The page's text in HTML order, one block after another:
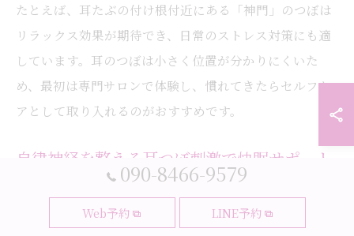
たとえば、耳たぶの付け根付近にある「神門」のつぼは
リラックス効果が期待でき、日常のストレス対策にも適
しています。耳のつぼは小さく位置が分かりにくいた
め、最初は専門サロンで体験し、慣れてきたらセルフケ
アとして取り入れるのがおすすめです。
自律神経を整える耳つぼ刺激で快眠サポート
が抜けないと感じる方が多いです。そんな時は、寝る前
090-8466-9579
Web予約 LINE予約